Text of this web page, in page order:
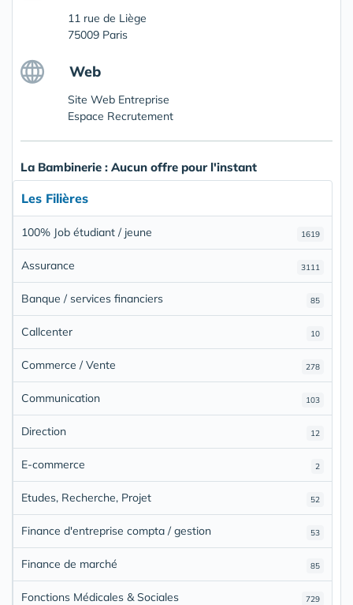
11 rue de Liège
75009 Paris
Web
Site Web Entreprise
Espace Recrutement
La Bambinerie : Aucun offre pour l'instant
Les Filières
1619
100% Job étudiant / jeune
3111
Assurance
85
Banque / services financiers
10
Callcenter
278
Commerce / Vente
103
Communication
12
Direction
2
E-commerce
52
Etudes, Recherche, Projet
53
Finance d'entreprise compta / gestion
85
Finance de marché
729
Fonctions Médicales & Sociales